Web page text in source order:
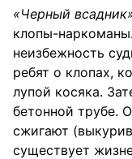
«Черный
клопы-
неизбежность
ребят о клопах,
лупой косяка.
бетонной трубе.
сжигают
существует